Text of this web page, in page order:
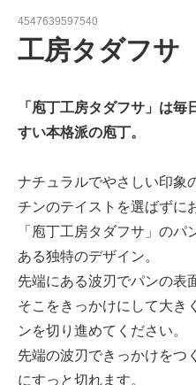
4547639597540
工房タダフ
「庖丁工房タダフサ」は
すい本格派の庖丁。
ナチュラルでやさしい印象
チンのテイストを選ばずに
「庖丁工房タダフサ」の
ある独特のデザイン。
先端にある波刃でパンの表
そこをきっかけにして大き
ンを切り進めてください。
先端の波刃できっかけをつ
にすっと切れます。